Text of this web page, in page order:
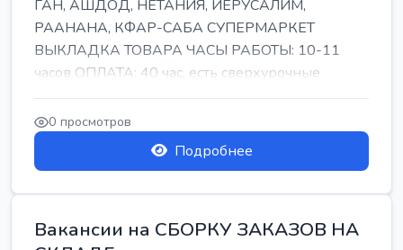
ГАН, АШДОД, НЕТАНИЯ, ИЕРУСАЛИМ,
РААНАНА, КФАР-САБА СУПЕРМАРКЕТ
ВЫКЛАДКА ТОВАРА ЧАСЫ РАБОТЫ: 10-11
часов ОПЛАТА: 40 час, есть сверхурочные
ПИТАНИЕ ЕСТЬ Для синих б...
0 просмотров
Подробнее
Вакансии на СБОРКУ ЗАКАЗОВ НА